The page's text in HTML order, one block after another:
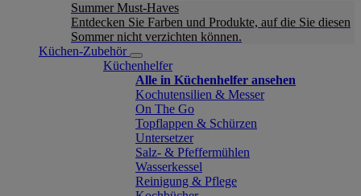
Summer Must-Haves
Entdecken Sie Farben und Produkte, auf die Sie diesen
Sommer nicht verzichten können.
Küchen-Zubehör
Küchenhelfer
Alle in Küchenhelfer ansehen
Kochutensilien & Messer
On The Go
Topflappen & Schürzen
Untersetzer
Salz- & Pfeffermühlen
Wasserkessel
Reinigung & Pflege